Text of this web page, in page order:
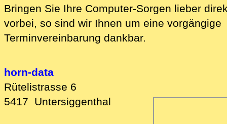
Bringen Sie Ihre Computer-Sorgen lieber
vorbei, so sind wir Ih‍nen um eine vorgängige
Terminvereinbarung dankbar.
horn-data
Rütelistrasse 6
5417 Untersiggenthal